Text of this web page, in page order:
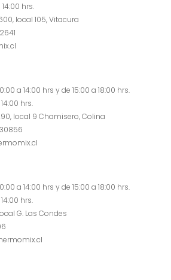
hrs.
local 105, Vitacura
a 14:00 hrs y de 15:00 a 18:00 hrs.
hrs.
local 9 Chamisero, Colina
a 14:00 hrs y de 15:00 a 18:00 hrs.
hrs.
G. Las Condes